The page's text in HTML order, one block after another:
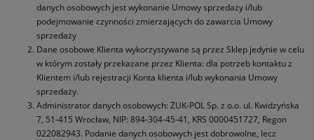
danych osobowych jest wykonanie Umowy sprzedaży i/lub
podejmowanie czynności zmierzających do zawarcia Umowy
sprzedaży
Dane osobowe Klienta wykorzystywane są przez Sklep jedynie w celu
w którym zostały przekazane przez Klienta: dla potrzeb kontaktu z
Klientem i/lub rejestracji Konta klienta i/lub wykonania Umowy
sprzedaży.
Administrator danych osobowych: ŻUK-POL Sp. z o.o. ul. Kwidzyńska
7, 51-415 Wrocław, NIP: 894-304-45-41, KRS 0000451727, Regon
022082943. Podanie danych osobowych jest dobrowolne, lecz